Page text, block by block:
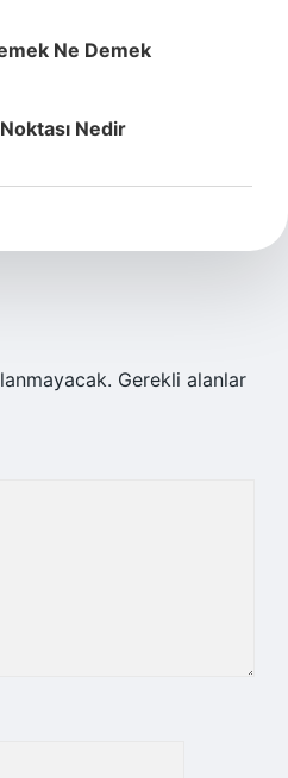
Ne Demek
Nedir
Gerekli alanlar